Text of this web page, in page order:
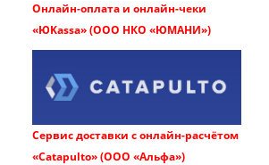
Онлайн-оплата и онлайн-чеки
«ЮKassa» (ООО НКО «ЮМАНИ»)
Сервис доставки с онлайн-расчётом
«Catapulto» (ООО «Альфа»)